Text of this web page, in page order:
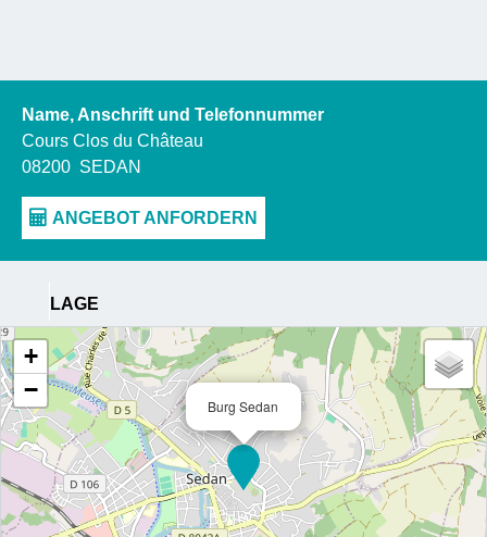
Name, Anschrift und Telefonnummer
Cours Clos du Château
08200 SEDAN
LAGE
Burg Sedan
+
−